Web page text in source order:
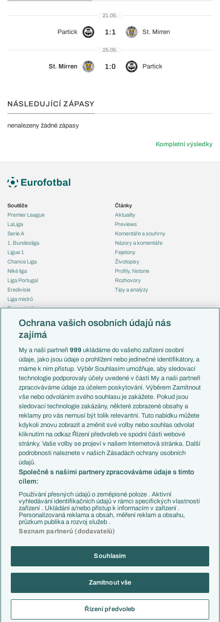
21.05.
Partick 1:1 St. Mirren
25.05.
St. Mirren 1:0 Partick
NÁSLEDUJÍCÍ ZÁPASY
nenalezeny žádné zápasy
Kompletní výsledky
Soutěže
Premier League
LaLiga
Serie A
1. Bundesliga
Ligue 1
Chance Liga
Niké liga
Liga Portugal
Eredivisie
Liga mistrů
Evropská liga
Mistrovství světa
Liga národů
Témata
Představení týmů MS
EuroSkauting
PL v kostce
Evropské koeficienty
Přestupy
Přestupové spekulace
Zranění
Kluby
Arsenal FC
Chelsea FC
Manchester United
AC Milán
Juventus FC
Bayern Mnichov
FC Barcelona
Real Madrid
Články
Aktuality
Previews
Komentáře a souhrny
Názory a komentáře
Fejetony
Životopisy
Profily, historie
Rozhovory
Tipy a analýzy
Česko
Francie
Itálie
Německo
Španělsko
Argentina
Brazílie
Přestupy
Zápasy
Livescore
Tipovací soutěž
Copyright © 2001-2026 EuroFotbal.cz. Využíváme zpravodajství ČTK.
Informace o zpracování osobních údajů
Ochrana vašich osobních údajů nás
zajímá
My a naši partneři999 ukládáme do vašeho zařízení osobní
údaje, jako jsou údaje o prohlížení nebo jedinečné identifikátory, a
máme k nim přístup. Výběr Souhlasím umožňuje, aby sledovací
technologie podporovaly účely uvedené v části My a naši partneři
zpracováváme údaje za účelem poskytování. Výběrem Zamítnout
vše nebo odvoláním svého souhlasu je zakážete. Pokud jsou
sledovací technologie zakázány, některé zobrazené obsahy a
reklamy pro vás nemusí být tolik relevantní. Tuto nabídku můžete
kdykoli znovu zobrazit a změnit své volby nebo souhlas odvolat
kliknutím na odkaz Řízení předvoleb ve spodní části webové
stránky. Vaše volby se projeví v našem Internetová stránka. Další
podrobnosti naleznete v našich Zásadách ochrany osobních
údajů.
Společně s našimi partnery zpracováváme údaje s tímto
cílem:
Používání přesných údajů o zeměpisné poloze . Aktivní
vyhledávání identifikačních údajů v rámci specifických vlastností
zařízení . Ukládání a/nebo přístup k informacím v zařízení .
Personalizovaná reklama a obsah, měření reklam a obsahu,
průzkum publika a rozvoj služeb .
Seznam partnerů (dodavatelů)
Souhlasím
Zamítnout vše
Řízení předvoleb